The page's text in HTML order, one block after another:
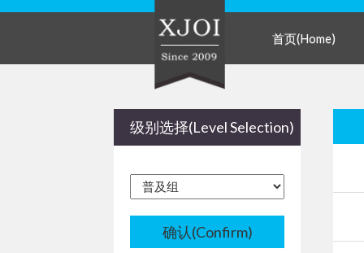
首页(Home)
级别选择(Level Selection)
确认(Confirm)